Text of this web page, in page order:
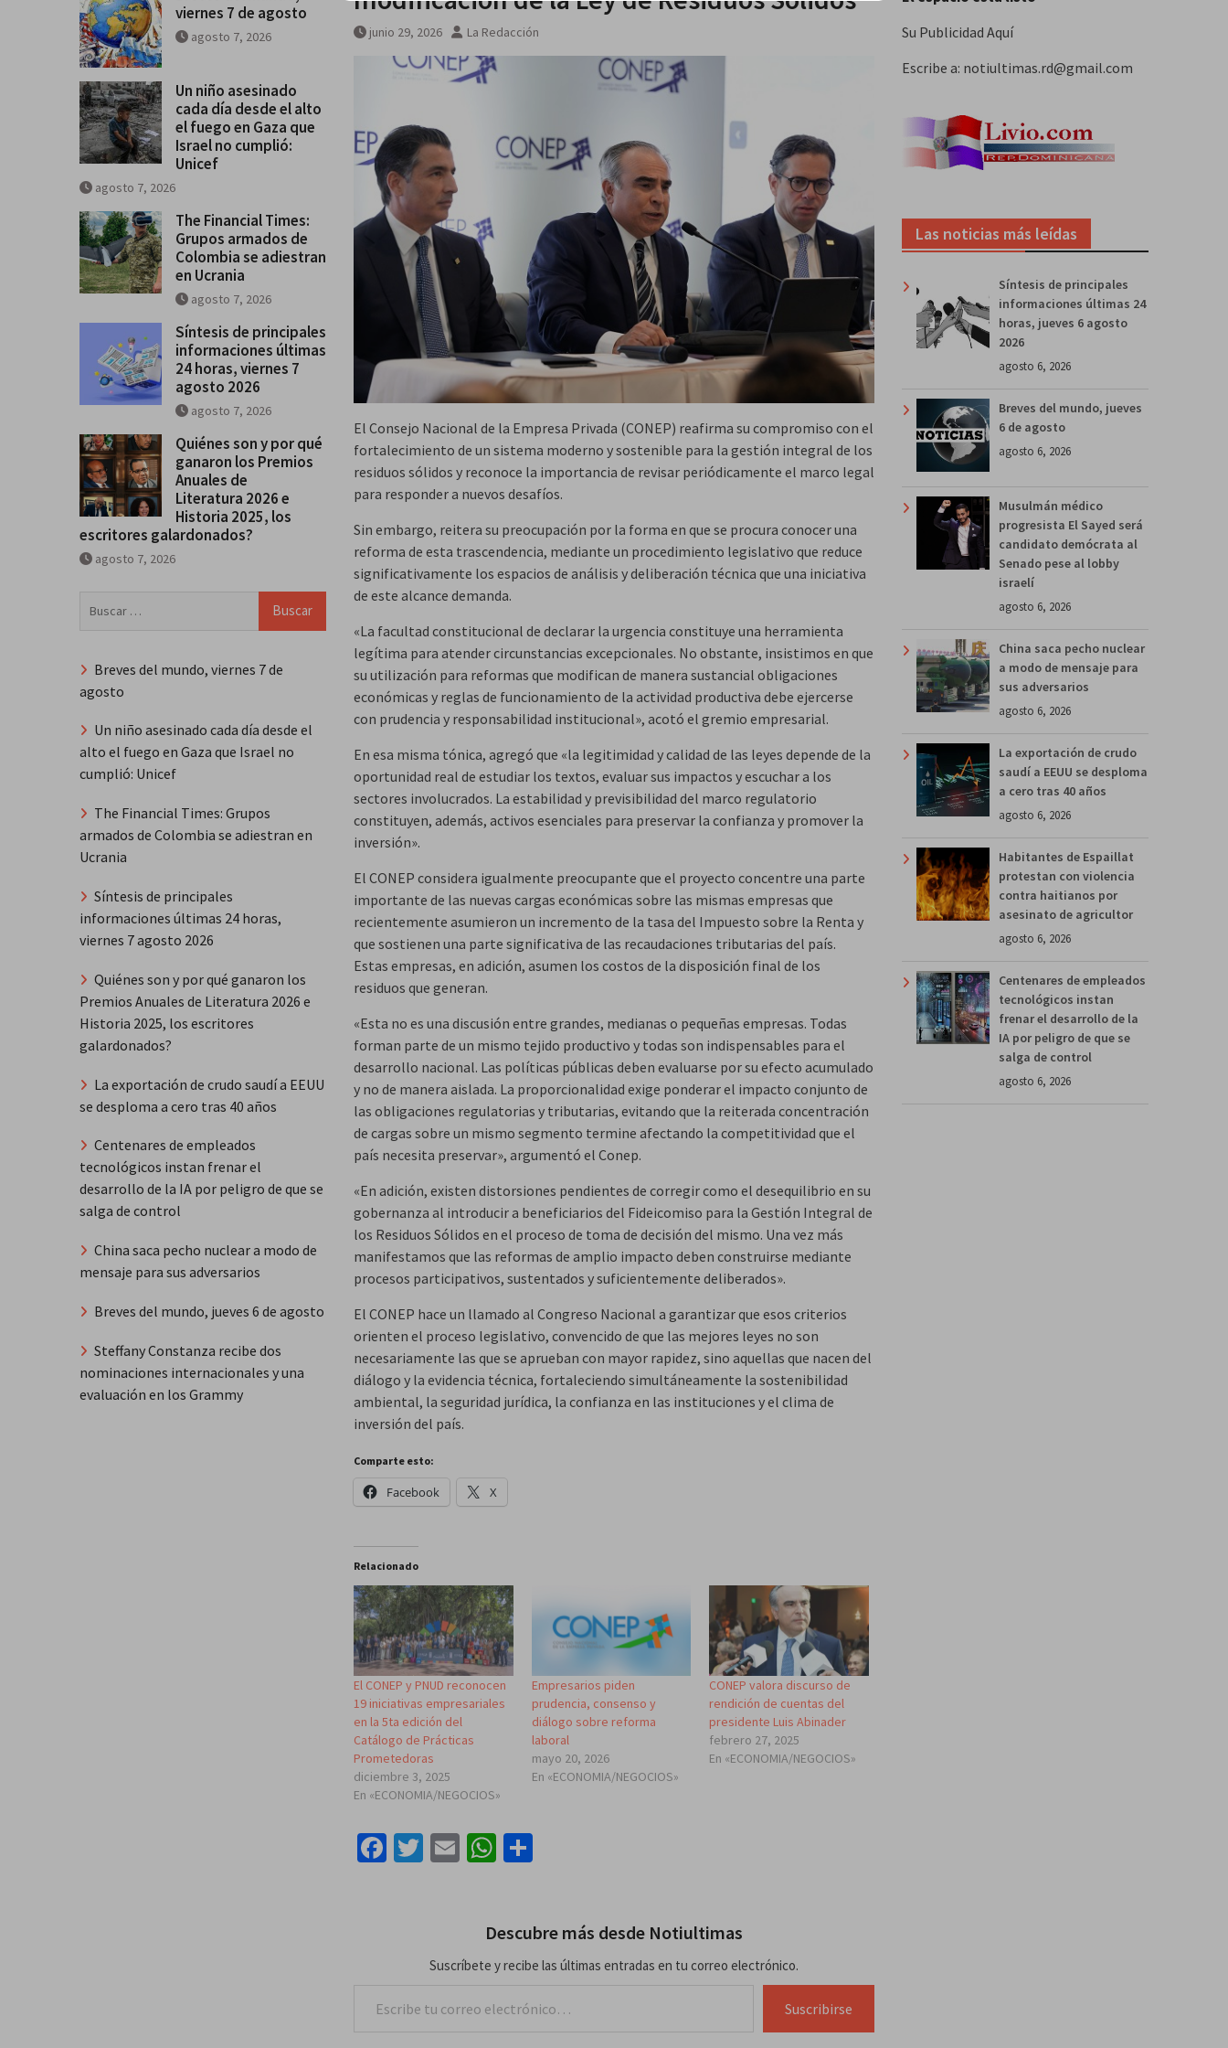
se salga de control
Breves del mundo, viernes 7 de agosto
junio 29, 2026 La Redacción
El Consejo Nacional de la Empresa Privada (CONEP) reafirma su compromiso con el
fortalecimiento de un sistema moderno y sostenible para la gestión integral de los
residuos sólidos y reconoce la importancia de revisar periódicamente el marco legal
para responder a nuevos desafíos.
Sin embargo, reitera su preocupación por la forma en que se procura conocer una
reforma de esta trascendencia, mediante un procedimiento legislativo que reduce
significativamente los espacios de análisis y deliberación técnica que una iniciativa
de este alcance demanda.
«La facultad constitucional de declarar la urgencia constituye una herramienta
legítima para atender circunstancias excepcionales. No obstante, insistimos en que
su utilización para reformas que modifican de manera sustancial obligaciones
económicas y reglas de funcionamiento de la actividad productiva debe ejercerse
con prudencia y responsabilidad institucional», acotó el gremio empresarial.
En esa misma tónica, agregó que «la legitimidad y calidad de las leyes depende de la
oportunidad real de estudiar los textos, evaluar sus impactos y escuchar a los
sectores involucrados. La estabilidad y previsibilidad del marco regulatorio
constituyen, además, activos esenciales para preservar la confianza y promover la
inversión».
El CONEP considera igualmente preocupante que el proyecto concentre una parte
importante de las nuevas cargas económicas sobre las mismas empresas que
recientemente asumieron un incremento de la tasa del Impuesto sobre la Renta y
que sostienen una parte significativa de las recaudaciones tributarias del país.
Estas empresas, en adición, asumen los costos de la disposición final de los
residuos que generan.
«Esta no es una discusión entre grandes, medianas o pequeñas empresas. Todas
forman parte de un mismo tejido productivo y todas son indispensables para el
desarrollo nacional. Las políticas públicas deben evaluarse por su efecto acumulado
y no de manera aislada. La proporcionalidad exige ponderar el impacto conjunto de
las obligaciones regulatorias y tributarias, evitando que la reiterada concentración
de cargas sobre un mismo segmento termine afectando la competitividad que el
país necesita preservar», argumentó el Conep.
«En adición, existen distorsiones pendientes de corregir como el desequilibrio en su
gobernanza al introducir a beneficiarios del Fideicomiso para la Gestión Integral de
los Residuos Sólidos en el proceso de toma de decisión del mismo. Una vez más
manifestamos que las reformas de amplio impacto deben construirse mediante
procesos participativos, sustentados y suficientemente deliberados».
El CONEP hace un llamado al Congreso Nacional a garantizar que esos criterios
orienten el proceso legislativo, convencido de que las mejores leyes no son
necesariamente las que se aprueban con mayor rapidez, sino aquellas que nacen del
diálogo y la evidencia técnica, fortaleciendo simultáneamente la sostenibilidad
ambiental, la seguridad jurídica, la confianza en las instituciones y el clima de
inversión del país.
Comparte esto:
Facebook X
Relacionado
El CONEP y PNUD reconocen
19 iniciativas empresariales
en la 5ta edición del
Catálogo de Prácticas
Prometedoras
diciembre 3, 2025
En «ECONOMIA/NEGOCIOS»
Empresarios piden
prudencia, consenso y
diálogo sobre reforma
laboral
mayo 20, 2026
En «ECONOMIA/NEGOCIOS»
CONEP valora discurso de
rendición de cuentas del
presidente Luis Abinader
febrero 27, 2025
En «ECONOMIA/NEGOCIOS»
Facebook
Twitter
EmailWhatsApp
Descubre más desde Notiultimas
Suscríbete y recibe las últimas entradas en tu correo electrónico.
Suscribirse
Su Publicidad Aquí
Escribe a: notiultimas.rd@gmail.com
Las noticias más leídas
Síntesis de principales
informaciones últimas 24
horas, jueves 6 agosto
2026
agosto 6, 2026
Breves del mundo, jueves
6 de agosto
agosto 6, 2026
Musulmán médico
progresista El Sayed será
candidato demócrata al
Senado pese al lobby
israelí
agosto 6, 2026
China saca pecho nuclear
a modo de mensaje para
sus adversarios
agosto 6, 2026
La exportación de crudo
saudí a EEUU se desploma
a cero tras 40 años
agosto 6, 2026
Habitantes de Espaillat
protestan con violencia
contra haitianos por
asesinato de agricultor
agosto 6, 2026
Centenares de empleados
tecnológicos instan
frenar el desarrollo de la
IA por peligro de que se
salga de control
agosto 6, 2026
viernes 7 de agosto
agosto 7, 2026
Un niño asesinado
cada día desde el alto
el fuego en Gaza que
Israel no cumplió:
Unicef
agosto 7, 2026
The Financial Times:
Grupos armados de
Colombia se adiestran
en Ucrania
agosto 7, 2026
Síntesis de principales
informaciones últimas
24 horas, viernes 7
agosto 2026
agosto 7, 2026
Quiénes son y por qué
ganaron los Premios
Anuales de
Literatura 2026 e
Historia 2025, los
escritores galardonados?
agosto 7, 2026
Breves del mundo, viernes 7 de
agosto
Un niño asesinado cada día desde el
alto el fuego en Gaza que Israel no
cumplió: Unicef
The Financial Times: Grupos
armados de Colombia se adiestran en
Ucrania
Síntesis de principales
informaciones últimas 24 horas,
viernes 7 agosto 2026
Quiénes son y por qué ganaron los
Premios Anuales de Literatura 2026 e
Historia 2025, los escritores
galardonados?
La exportación de crudo saudí a EEUU
se desploma a cero tras 40 años
Centenares de empleados
tecnológicos instan frenar el
desarrollo de la IA por peligro de que se
salga de control
China saca pecho nuclear a modo de
mensaje para sus adversarios
Breves del mundo, jueves 6 de agosto
Steffany Constanza recibe dos
nominaciones internacionales y una
evaluación en los Grammy